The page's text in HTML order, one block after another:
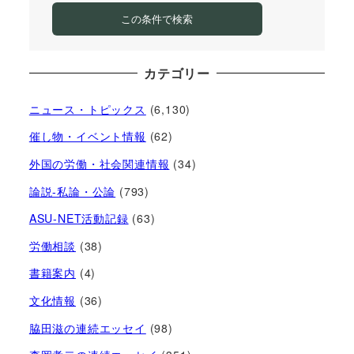
この条件で検索
カテゴリー
ニュース・トピックス (6,130)
催し物・イベント情報 (62)
外国の労働・社会関連情報 (34)
論説-私論・公論 (793)
ASU-NET活動記録 (63)
労働相談 (38)
書籍案内 (4)
文化情報 (36)
脇田滋の連続エッセイ (98)